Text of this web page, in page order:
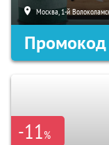
Москва, 1-й
Промокод
-11%